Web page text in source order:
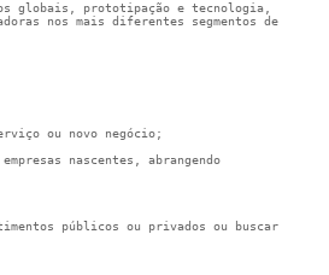
globais, prototipação e tecnologia,
nos mais diferentes segmentos de
ou novo negócio;
nascentes, abrangendo
públicos ou privados ou buscar